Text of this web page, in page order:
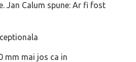
Jan Calum spune: Ar fi fost
mm mai jos ca in